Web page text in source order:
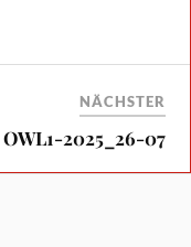
NÄCHSTER
OWL1-2025_26-07